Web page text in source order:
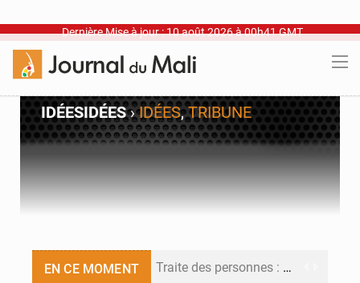
Dernière Mise à jour : 10 août 2026 à 00h41 GMT
IDÉESIDÉES›IDÉES,TRIBUNE
EN CE MOMENT Traite des personnes : les futurs journalistes face aux nouveaux pièges